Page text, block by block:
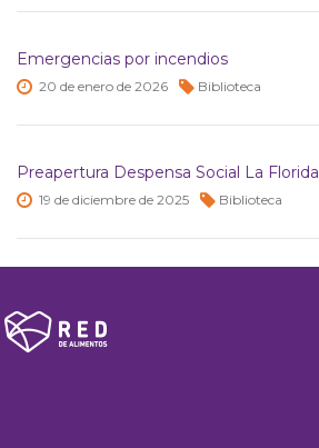
Emergencias por incendios
20 de enero de 2026 Biblioteca
Preapertura Despensa Social La Florida
19 de diciembre de 2025 Biblioteca